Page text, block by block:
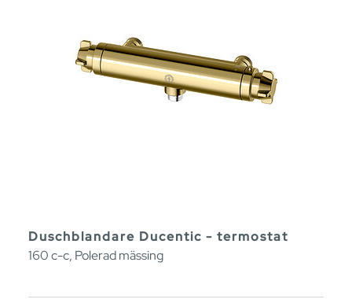
Duschblandare Ducentic - termostat
160 c-c, Polerad mässing